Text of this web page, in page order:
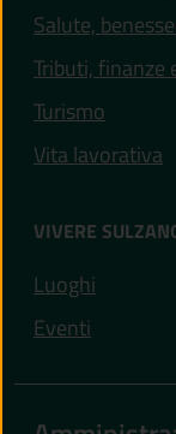
Salute,
Tributi, finanze
Turismo
Vita lavorativa
VIVERE
Luoghi
Eventi